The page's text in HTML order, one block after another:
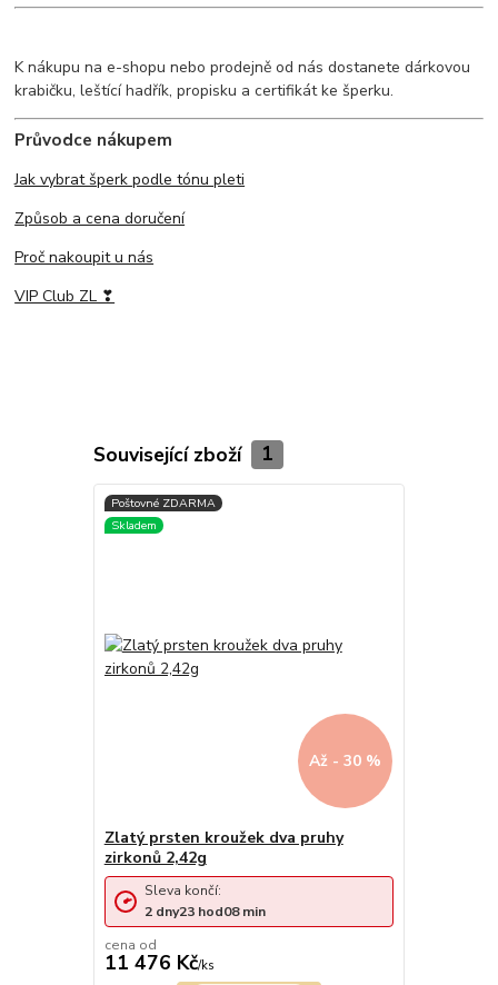
K nákupu na e-shopu nebo prodejně od nás dostanete dárkovou
krabičku, leštící hadřík, propisku a certifikát ke šperku.
Průvodce nákupem
Jak vybrat šperk podle tónu pleti
Způsob a cena doručení
Proč nakoupit u nás
VIP Club ZL ❣
Související zboží 1
Až - 30 %
Zlatý prsten kroužek dva pruhy
zirkonů 2,42g
cena od
11 476 Kč/ks
Sleva končí:
2 dny23 hod08min